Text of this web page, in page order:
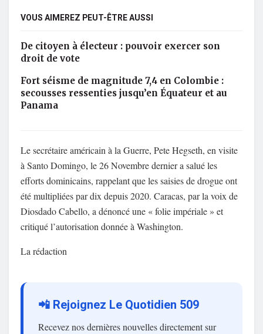
VOUS AIMEREZ PEUT-ÊTRE AUSSI
De citoyen à électeur : pouvoir exercer son
droit de vote
Fort séisme de magnitude 7,4 en Colombie :
secousses ressenties jusqu’en Équateur et au
Panama
Le secrétaire américain à la Guerre, Pete Hegseth, en visite
à Santo Domingo, le 26 Novembre dernier a salué les
efforts dominicains, rappelant que les saisies de drogue ont
été multipliées par dix depuis 2020. Caracas, par la voix de
Diosdado Cabello, a dénoncé une « folie impériale » et
critiqué l’autorisation donnée à Washington.
La rédaction
📲 Rejoignez Le Quotidien 509
Recevez nos dernières nouvelles directement sur